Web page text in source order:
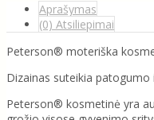
Aprašymas
(0) Atsiliepimai
Peterson® moteriška
Dizainas suteikia
Peterson® kosmetinė yra